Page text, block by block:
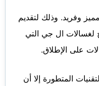
وفريد. وذلك لتقديم
لغسالات ال جي التي
على الإطلاق.
المتطورة إلا أن